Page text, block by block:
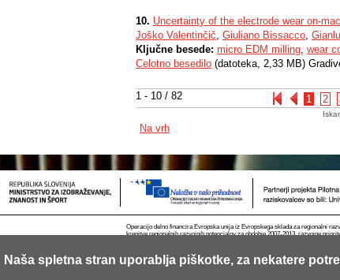
Naša spletna stran uporablja piškotke, za nekatere
1 - 10 / 82 1 2
10. Uncertainty of the electrode wear on-
Joško Valentinčič, Giuliano Bissacco,
Ključne besede: micro EDM milling, wear
Celotno besedilo (datoteka, 2,33 MB)
Na vrh
Operacijo delno financira Evropska unija iz Evropskega sklada za regionalni
krepitve regionalnih razvojnih potencialov za obdobje 2007-2013, razvojne
© 2013 Univerza v Ljubljani Kontakt RSS Piškotki